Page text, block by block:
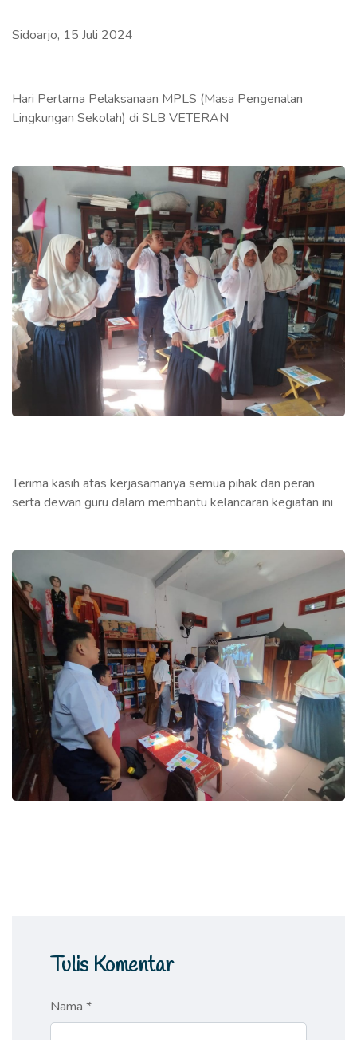
Sidoarjo, 15 Juli 2024
Hari Pertama Pelaksanaan MPLS (Masa Pengenalan
Lingkungan Sekolah) di SLB VETERAN
Terima kasih atas kerjasamanya semua pihak dan peran
serta dewan guru dalam membantu kelancaran kegiatan ini
Tulis Komentar
Nama *